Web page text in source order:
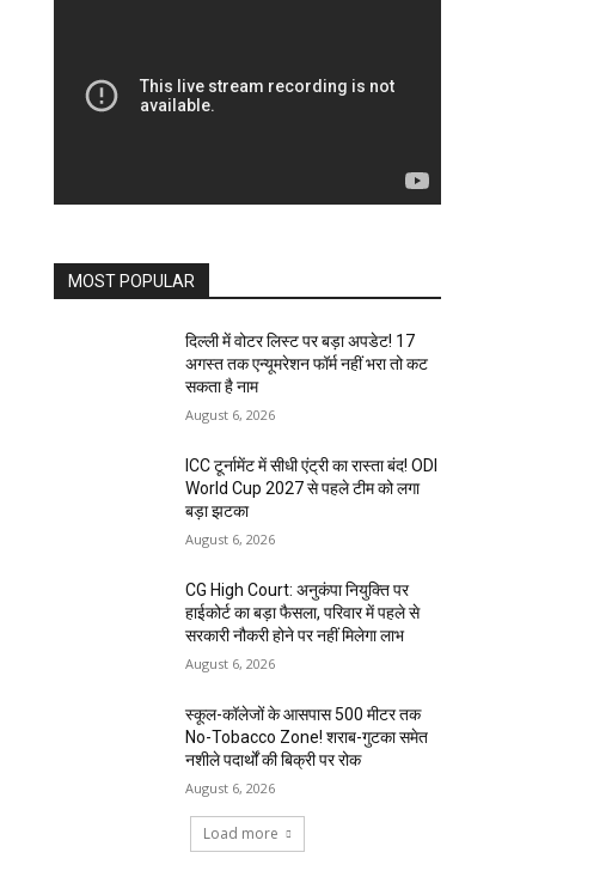
MOST POPULAR
दिल्ली में वोटर लिस्ट पर बड़ा अपडेट! 17
अगस्त तक एन्यूमरेशन फॉर्म नहीं भरा तो कट
सकता है नाम
August 6, 2026
ICC टूर्नामेंट में सीधी एंट्री का रास्ता बंद! ODI
World Cup 2027 से पहले टीम को लगा
बड़ा झटका
August 6, 2026
CG High Court: अनुकंपा नियुक्ति पर
हाईकोर्ट का बड़ा फैसला, परिवार में पहले से
सरकारी नौकरी होने पर नहीं मिलेगा लाभ
August 6, 2026
स्कूल-कॉलेजों के आसपास 500 मीटर तक
No-Tobacco Zone! शराब-गुटका समेत
नशीले पदार्थों की बिक्री पर रोक
August 6, 2026
Load more